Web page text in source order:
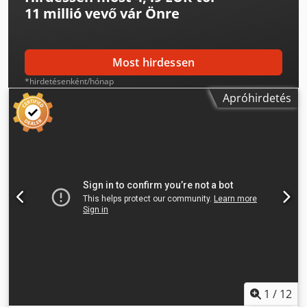
11 millió vevővár Önre
Most hirdessen
*hirdetésenként/hónap
Apróhirdetés
1 / 12